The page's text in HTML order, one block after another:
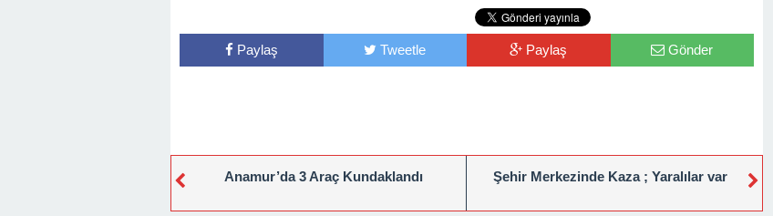
Paylaş Tweetle Paylaş Gönder
Anamur’da 3 Araç Kundaklandı Şehir Merkezinde Kaza ; Yaralılar var